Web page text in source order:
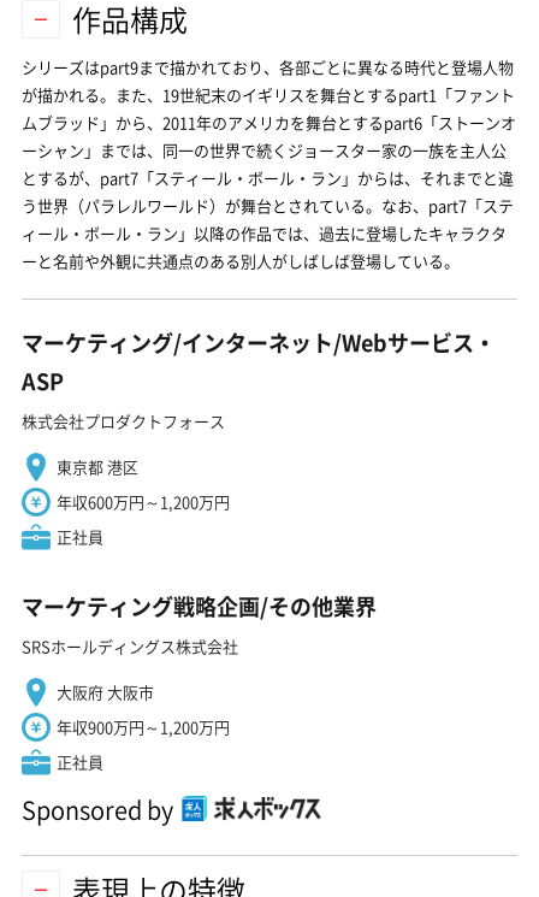
作品構成
シリーズはpart9まで描かれており、各部ごとに異なる時代と登場人物
が描かれる。また、19世紀末のイギリスを舞台とするpart1「ファント
ムブラッド」から、2011年のアメリカを舞台とするpart6「ストーンオ
ーシャン」までは、同一の世界で続くジョースター家の一族を主人公
とするが、part7「スティール・ボール・ラン」からは、それまでと違
う世界（パラレルワールド）が舞台とされている。なお、part7「ステ
ィール・ボール・ラン」以降の作品では、過去に登場したキャラクタ
ーと名前や外観に共通点のある別人がしばしば登場している。
マーケティング/インターネット/Webサービス・
ASP
株式会社プロダクトフォース
東京都 港区
年収600万円～1,200万円
正社員
マーケティング戦略企画/その他業界
SRSホールディングス株式会社
大阪府 大阪市
年収900万円～1,200万円
正社員
Sponsored by